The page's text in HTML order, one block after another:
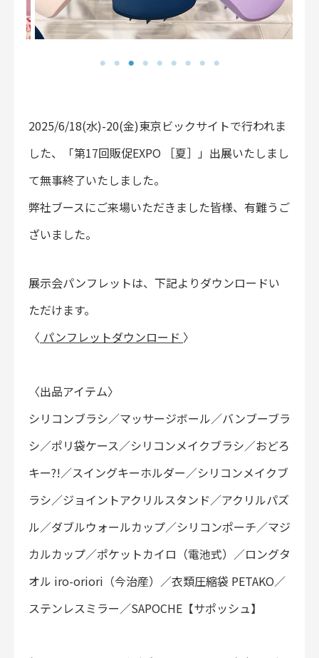
2025/6/18(水)-20(金)東京ビックサイトで行われま
した、「第17回販促EXPO ［夏］」出展いたしまし
て無事終了いたしました。
弊社ブースにご来場いただきました皆様、有難うご
ざいました。
展示会パンフレットは、下記よりダウンロードい
ただけます。
〈 パンフレットダウンロード 〉
〈出品アイテム〉
シリコンブラシ／マッサージボール／バンブーブラ
シ／ポリ袋ケース／シリコンメイクブラシ／おどろ
キー?!／スイングキーホルダー／シリコンメイクブ
ラシ／ジョイントアクリルスタンド／アクリルパズ
ル／ダブルウォールカップ／シリコンポーチ／マジ
カルカップ／ポケットカイロ（電池式）／ロングタ
オル iro-oriori（今治産）／衣類圧縮袋 PETAKO／
ステンレスミラー／SAPOCHE【サポッシュ】